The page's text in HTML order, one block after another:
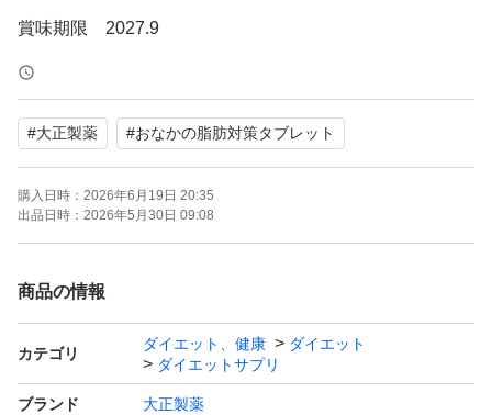
賞味期限 2027.9
#大正製薬 #おなかの脂肪対策タブレット
購入日時： 2026年6月19日 20:35
出品日時： 2026年5月30日 09:08
商品の情報
カテゴリ
ダイエット、健康
ダイエット
ダイエットサプリ
ブランド 大正製薬